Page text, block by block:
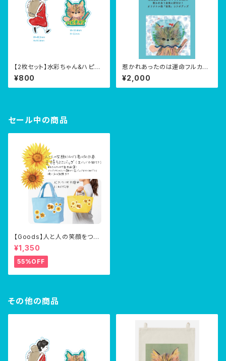
【2枚セット】水彩ちゃん&ハピチ
ャンステッカー【直筆お手紙付
き】
¥800
惹かれあったのは運命フルカラ
ー大判タオル
¥2,000
セール中の商品
【Goods】人と人の笑顔をつな
げる君は向日葵・手持ちバッグ
(缶バッジ8個つき)
¥1,350
55%OFF
その他の商品